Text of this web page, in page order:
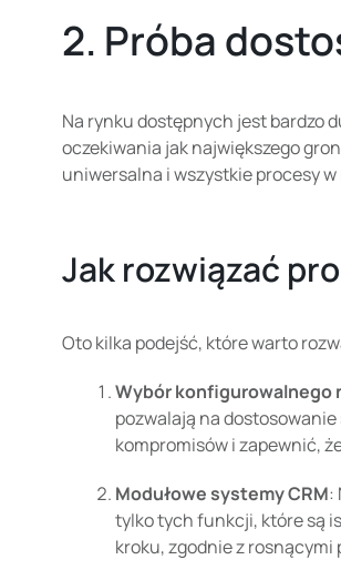
2. Próba
Na rynku dostępnych jest bardzo
oczekiwania jak największego
uniwersalna i wszystkie procesy
Jak rozwiązać
Oto kilka podejść, które warto
Wybór konfigurowalnego
pozwalają na
kompromisów i zapewnić,
Modułowe systemy CRM:
tylko tych funkcji, które są
kroku, zgodnie z rosnącymi